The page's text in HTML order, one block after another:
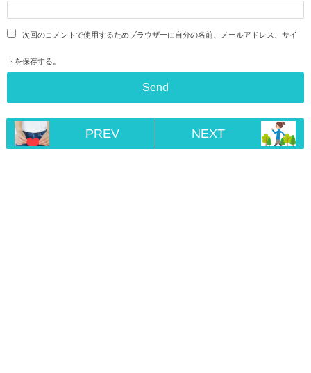
次回のコメントで使用するためブラウザーに自分の名前、メールアドレス、サイ
トを保存する。
PREV NEXT